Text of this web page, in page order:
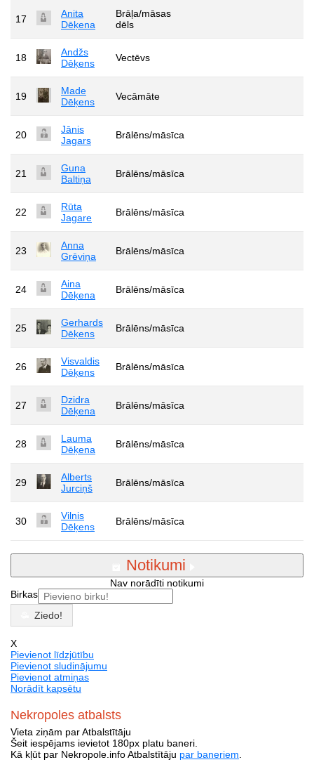
17
Anita
Dēķena
Brāļa/māsas
dēls
18
Andžs
Dēķens
Vectēvs
19
Made
Dēķens
Vecāmāte
20
Jānis
Jagars
Brālēns/māsīca
21
Guna
Baltiņa
Brālēns/māsīca
22
Rūta
Jagare
Brālēns/māsīca
23
Anna
Grēviņa
Brālēns/māsīca
24
Aina
Dēķena
Brālēns/māsīca
25
Gerhards
Dēķens
Brālēns/māsīca
26
Visvaldis
Dēķens
Brālēns/māsīca
27
Dzidra
Dēķena
Brālēns/māsīca
28
Lauma
Dēķena
Brālēns/māsīca
29
Alberts
Jurciņš
Brālēns/māsīca
30
Vilnis
Dēķens
Brālēns/māsīca
Notikumi
Nav norādīti notikumi
Birkas
Ziedo!
X
Pievienot līdzjūtību
Pievienot sludinājumu
Pievienot atmiņas
Norādīt kapsētu
Nekropoles atbalsts
Vieta ziņām par Atbalstītāju
Šeit iespējams ievietot 180px platu baneri.
Kā kļūt par Nekropole.info Atbalstītāju par baneriem